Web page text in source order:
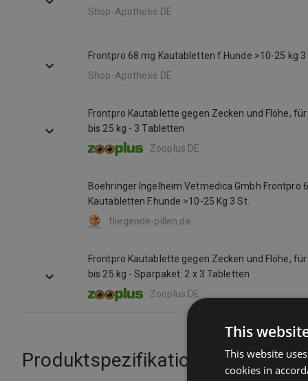
Shop-Apotheke DE
Frontpro 68 mg Kautabletten f.Hunde >10-25 kg 3
Shop-Apotheke DE
Frontpro Kautablette gegen Zecken und Flöhe, für
bis 25 kg - 3 Tabletten
Zooplus DE
Boehringer Ingelheim Vetmedica Gmbh Frontpro
Kautabletten F.hunde >10-25 Kg 3 St.
fliegende-pillen.de
Frontpro Kautablette gegen Zecken und Flöhe, für
bis 25 kg - Sparpaket: 2 x 3 Tabletten
Zooplus DE
Produktspezifikationen
This
This website
cookies in